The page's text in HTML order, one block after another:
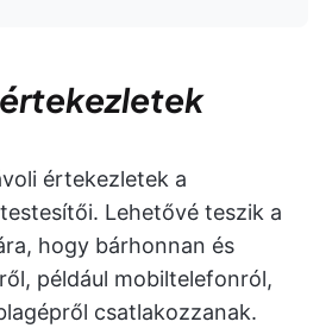
értekezletek a
Lehetővé teszik a
hogy bárhonnan és
például mobiltelefonról,
csatlakozzanak.